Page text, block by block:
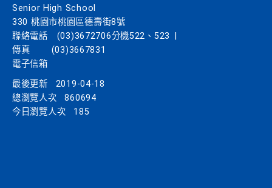
Senior High School
330 桃園市桃園區德壽街8號
聯絡電話
(03)3672706分機522、523
傳真
(03)3667831
電子信箱
最後更新
2019-04-18
總瀏覽人次
860694
今日瀏覽人次
185